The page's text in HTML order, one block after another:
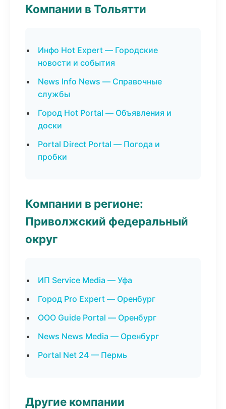
Компании в Тольятти
Инфо Hot Expert — Городские
новости и события
News Info News — Справочные
службы
Город Hot Portal — Объявления и
доски
Portal Direct Portal — Погода и
пробки
Компании в регионе:
Приволжский федеральный
округ
ИП Service Media — Уфа
Город Pro Expert — Оренбург
ООО Guide Portal — Оренбург
News News Media — Оренбург
Portal Net 24 — Пермь
Другие компании